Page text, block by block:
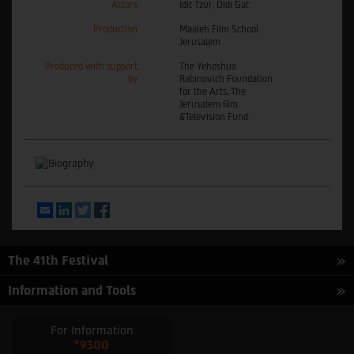
Actors Idit Tzur, Didi Gat
Production
Maaleh Film School
Jerusalem
Produced with support
by
The Yehoshua
Rabinovich Foundation
for the Arts, The
Jerusalem film
&Television Fund.
EmailLinkedInTwitter
The 41th Festival
Information and Tools
For Information
*9300